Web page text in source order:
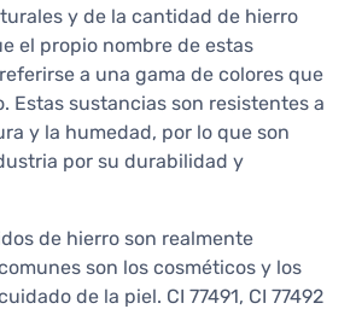
y de la cantidad de hierro
el propio nombre de estas
a una gama de colores que
Estas sustancias son resistentes a
y la humedad, por lo que son
por su durabilidad y
de hierro son realmente
son los cosméticos y los
de la piel. CI 77491, CI 77492